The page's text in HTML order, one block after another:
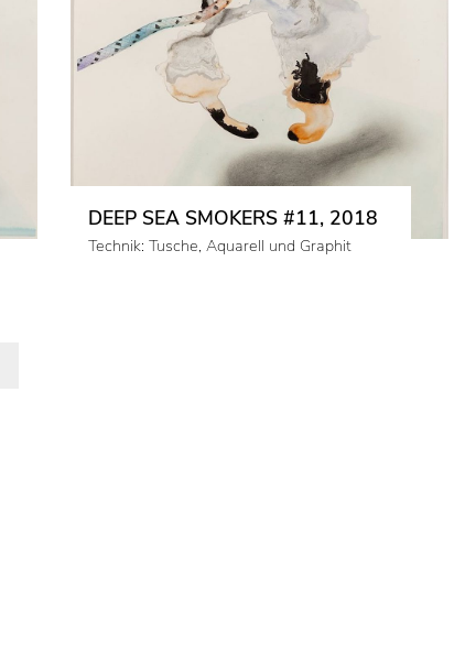
DEEP SEA SMOKERS #11, 2018
Technik: Tusche, Aquarell und Graphit